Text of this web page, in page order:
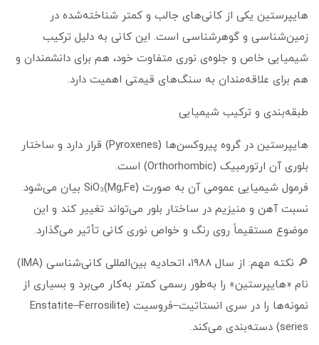
هایپرستین یکی از کانی‌های جالب و کمتر شناخته‌شده در
زمین‌شناسی و گوهرشناسی است. این کانی به دلیل ترکیب
شیمیایی خاص و جلوه‌ی نوری متفاوت خود، هم برای دانشمندان و
هم برای علاقه‌مندان به سنگ‌های قیمتی اهمیت دارد.
طبقه‌بندی و ترکیب شیمیایی
هایپرستین در گروه پیروکسن‌ها (Pyroxenes) قرار دارد و ساختار
بلوری آن ارتورمبیک (Orthorhombic) است.
فرمول شیمیایی عمومی آن به صورت (Mg,Fe)SiO₃ بیان می‌شود.
نسبت آهن و منیزیم در ساختار بلور می‌تواند تغییر کند و این
موضوع مستقیماً روی رنگ و خواص نوری کانی تأثیر می‌گذارد.
🔎 نکته مهم: از سال ۱۹۸۸، اتحادیه بین‌المللی کانی‌شناسی (IMA)
نام «هایپرستین» را به‌طور رسمی کمتر به‌کار می‌برد و بسیاری از
نمونه‌ها را در سری انستاتیت–فروسیت (Enstatite–Ferrosilite
series) دسته‌بندی می‌کند.